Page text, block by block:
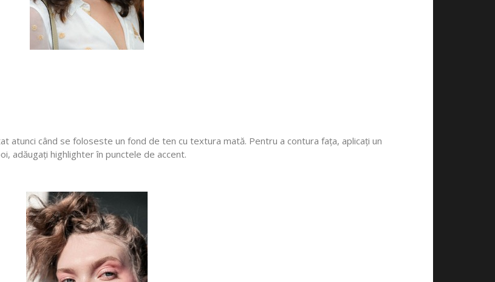
atunci când se foloseste un fond de ten cu textura mată. Pentru a contura fața, aplicați un
adăugați highlighter în punctele de accent.